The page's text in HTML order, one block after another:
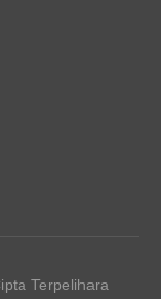
Terpelihara